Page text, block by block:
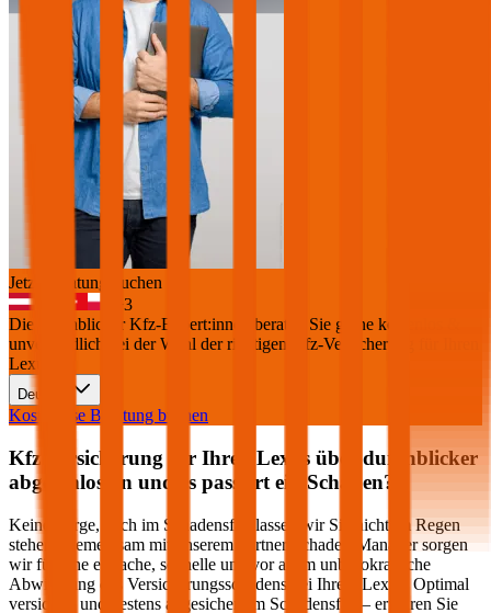
Jetzt Beratung buchen
+3
Die durchblicker Kfz-Expert:innen beraten Sie gerne kostenlos &
unverbindlich bei der Wahl der richtigen Kfz-Versicherung für Ihren
Lexus
Deutsch
Kostenlose Beratung buchen
Kfz Versicherung für Ihren Lexus über durchblicker
abgeschlossen und es passiert ein Schaden?
Keine Sorge, auch im Schadensfall lassen wir Sie nicht im Regen
stehen! Gemeinsam mit unserem Partner Schaden-Manager sorgen
wir für eine einfache, schnelle und vor allem unbürokratische
Abwicklung des Versicherungsschadens bei Ihrem Lexus
. Optimal
versichert und bestens abgesichert im Schadensfall – erfahren Sie